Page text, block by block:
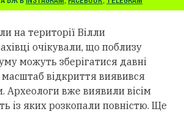
на території Вілли
очікували, що поблизу
можуть зберігатися давні
відкриття виявився
Археологи вже виявили вісім
із яких розкопали повністю. Ще